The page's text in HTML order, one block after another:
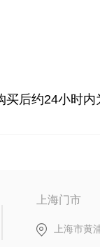
后约24小时内
上海门市
上海市黄